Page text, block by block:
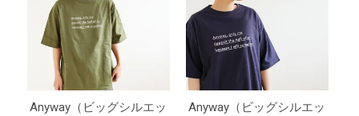
Anyway（ビッグシルエッ
Anyway（ビッグシルエッ